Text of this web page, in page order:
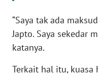
“Saya tak ada
Japto. Saya sekedar
katanya.
Terkait hal itu, kuasa
WN
JABAR
WN
BANTEN